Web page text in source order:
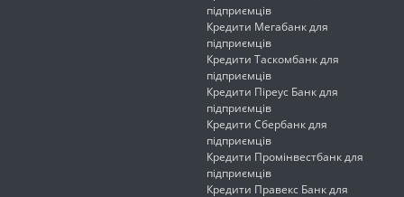
підприємців
Кредити Мегабанк для
підприємців
Кредити Таскомбанк для
підприємців
Кредити Піреус Банк для
підприємців
Кредити Сбербанк для
підприємців
Кредити Промінвестбанк для
підприємців
Кредити Правекс Банк для